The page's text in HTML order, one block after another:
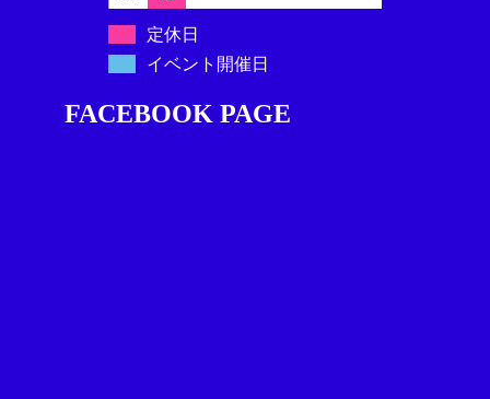
定休日
イベント開催日
FACEBOOK PAGE